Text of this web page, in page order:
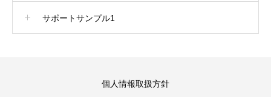
サポートサンプル1
個人情報取扱方針